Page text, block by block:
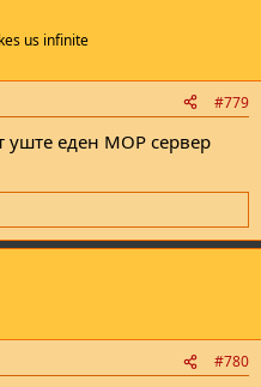
us infinite
#779
уште еден MOP сервер
#780